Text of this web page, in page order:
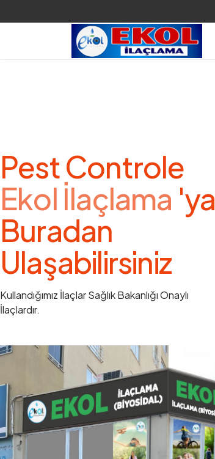
Pest Controle
Ekol İlaçlama 'ya
Buradan
Ulaşabilirsiniz
Kullandığımız İlaçlar Sağlık Bakanlığı Onaylı
İlaçlardır.